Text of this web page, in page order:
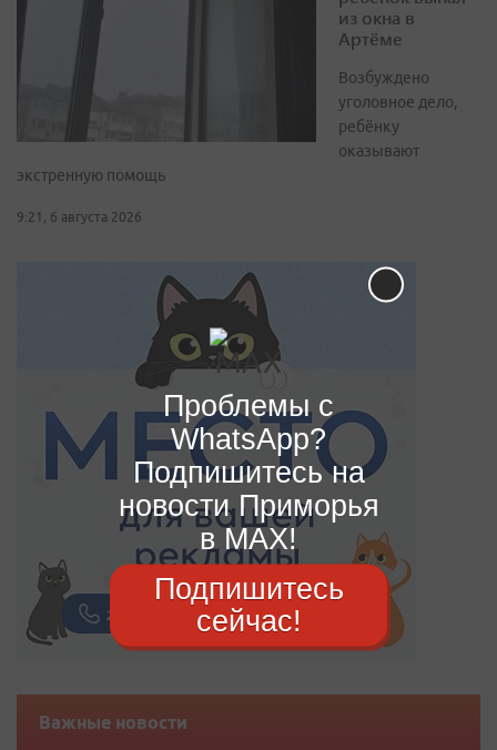
из окна в
Артёме
Возбуждено
уголовное дело,
ребёнку
оказывают
экстренную помощь
9:21, 6 августа 2026
Важные новости
Проблемы с
WhatsApp?
Подпишитесь на
новости Приморья
в MAX!
Подпишитесь
сейчас!